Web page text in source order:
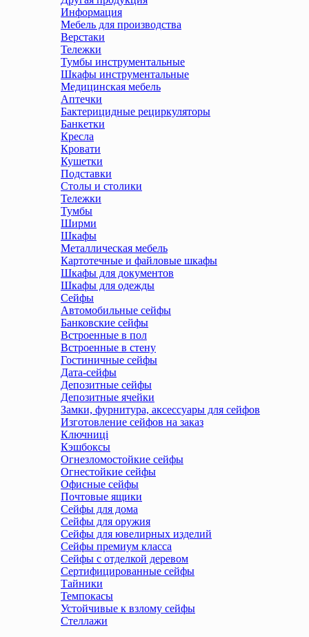
Информация
Мебель для производства
Верстаки
Тележки
Тумбы инструментальные
Шкафы инструментальные
Медицинская мебель
Аптечки
Бактерицидные рециркуляторы
Банкетки
Кресла
Кровати
Кушетки
Подставки
Столы и столики
Тележки
Тумбы
Ширми
Шкафы
Металлическая мебель
Картотечные и файловые шкафы
Шкафы для документов
Шкафы для одежды
Сейфы
Автомобильные сейфы
Банковские сейфы
Встроенные в пол
Встроенные в стену
Гостиничные сейфы
Дата-сейфы
Депозитные сейфы
Депозитные ячейки
Замки, фурнитура, аксессуары для сейфов
Изготовление сейфов на заказ
Ключниці
Кэшбоксы
Огнезломостойкие сейфы
Огнестойкие сейфы
Офисные сейфы
Почтовые ящики
Сейфы для дома
Сейфы для оружия
Сейфы для ювелирных изделий
Сейфы премиум класса
Сейфы с отделкой деревом
Сертифицированные сейфы
Тайники
Темпокасы
Устойчивые к взлому сейфы
Стеллажи